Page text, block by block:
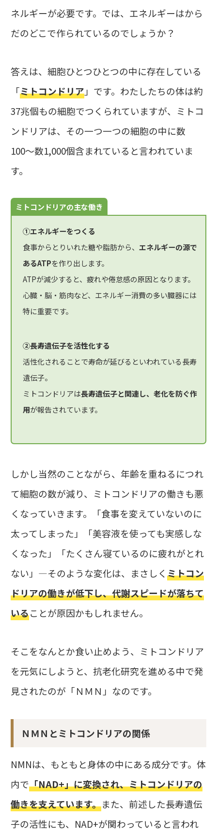
ネルギーが必要です。では、エネルギーはから
だのどこで作られているのでしょうか？
答えは、細胞ひとつひとつの中に存在している
「ミトコンドリア」です。わたしたちの体は約
37兆個もの細胞でつくられていますが、ミトコ
ンドリアは、その一つ一つの細胞の中に数
100〜数1,000個含まれていると言われていま
す。
ミトコンドリアの主な働き
①エネルギーをつくる
食事からとりいれた糖や脂肪から、 エネルギーの源で
あるATPを作り出します。
ATPが減少すると、疲れや倦怠感の原因となります。
心臓・脳・筋肉など、エネルギー消費の多い臓器には
特に重要です。
②長寿遺伝子を活性化する
活性化されることで寿命が延びるといわれている長寿
遺伝子。
ミトコンドリアは長寿遺伝子と関連し、老化を防ぐ作
用が報告されています。
しかし当然のことながら、年齢を重ねるにつれ
て細胞の数が減り、ミトコンドリアの働きも悪
くなっていきます。「食事を変えていないのに
太ってしまった」「美容液を使っても実感しな
くなった」「たくさん寝ているのに疲れがとれ
ない」―そのような変化は、まさしくミトコン
ドリアの働きが低下し、代謝スピードが落ちて
いることが原因かもしれません。
そこをなんとか食い止めよう、ミトコンドリア
を元気にしようと、抗老化研究を進める中で発
見されたのが「ＮＭＮ」なのです。
ＮＭＮとミトコンドリアの関係
NMNは、もともと身体の中にある成分です。体
内で「NAD+」に変換され、ミトコンドリアの
働きを支えています。また、前述した長寿遺伝
子の活性にも、NAD+が関わっていると言われ